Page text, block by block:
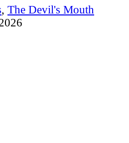
, The Devil's Mouth